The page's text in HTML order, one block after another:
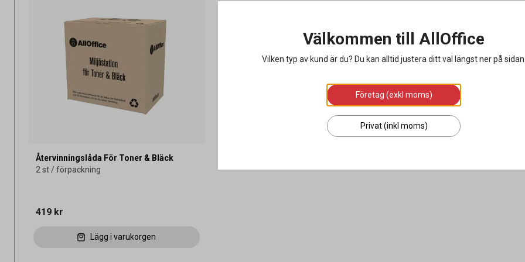
Återvinningslåda För Toner & Bläck
2 st / förpackning
419 kr
Lägg i varukorgen
Välkommen till AllOffice
Vilken typ av kund är du? Du kan alltid justera ditt val längst ner på
Företag (exkl moms)
Privat (inkl moms)